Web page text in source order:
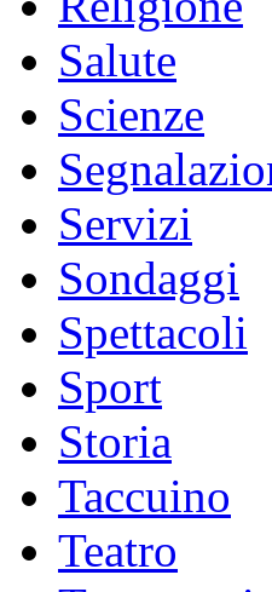
Salute
Scienze
Servizi
Sondaggi
Spettacoli
Sport
Storia
Taccuino
Teatro